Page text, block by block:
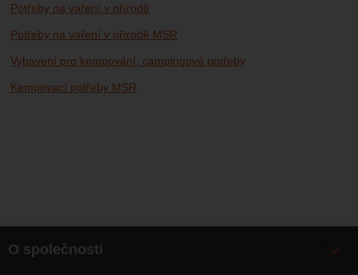
Potřeby na vaření v přírodě
Potřeby na vaření v přírodě MSR
Vybavení pro kempování, campingové potřeby
Kempovací potřeby MSR
O společnosti